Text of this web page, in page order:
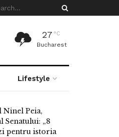
27 °C
Bucharest
Lifestyle
Ninel Peia,
Senatului: „8
pentru istoria